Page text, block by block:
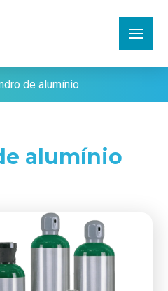
de alumínio
alumínio